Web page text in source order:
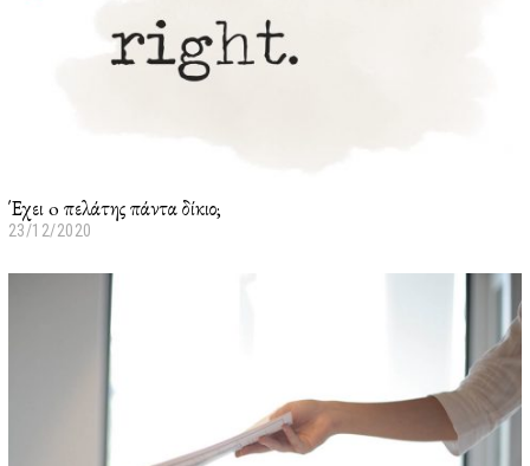
Έχει o πελάτης πάντα δίκιο;
23/12/2020
/